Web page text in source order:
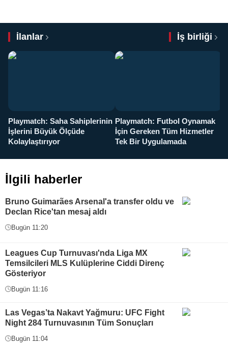
İlanlar İş birliği
Playmatch: Saha Sahiplerinin
İşlerini Büyük Ölçüde
Kolaylaştırıyor
Playmatch: Futbol Oynamak
İçin Gereken Tüm Hizmetler
Tek Bir Uygulamada
İlgili haberler
Bruno Guimarães Arsenal'a transfer oldu ve
Declan Rice'tan mesaj aldı
Bugün 11:20
Leagues Cup Turnuvası'nda Liga MX
Temsilcileri MLS Kulüplerine Ciddi Direnç
Gösteriyor
Bugün 11:16
Las Vegas’ta Nakavt Yağmuru: UFC Fight
Night 284 Turnuvasının Tüm Sonuçları
Bugün 11:04